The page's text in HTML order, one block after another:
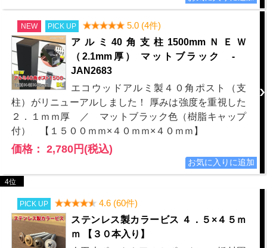
NEW PICK UP
5.0 (4件)
アルミ40角支柱1500mmＮＥＷ
（2.1mm厚） マットブラック -
JAN2683
エコウッドアルミ製４０角ポスト（支
柱）がリニューアルしました！ 厚みは強度を重視した
２．１ｍｍ厚 ／ マットブラック色（樹脂キャップ
付） 【１５００ｍｍ×４０ｍｍ×４０ｍｍ】
価格： 2,780円(税込)
4位
PICK UP
4.6 (60件)
ステンレス製カラービス ４．５×４５ｍ
ｍ 【３０本入り】